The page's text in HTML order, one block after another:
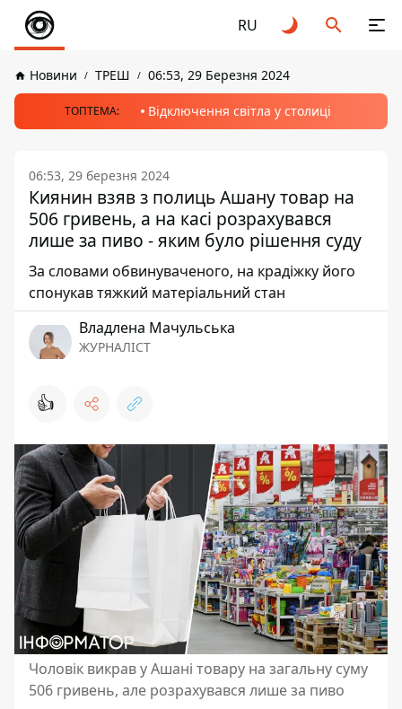
RU
Новини ТРЕШ 06:53, 29 Березня 2024
ТОПТЕМА: Відключення світла у столиці
06:53, 29 березня 2024
Киянин взяв з полиць Ашану товар на
506 гривень, а на касі розрахувався
лише за пиво - яким було рішення суду
За словами обвинуваченого, на крадіжку його
спонукав тяжкий матеріальний стан
Владлена Мачульська
ЖУРНАЛІСТ
👍
Чоловік викрав у Ашані товару на загальну суму
506 гривень, але розрахувався лише за пиво